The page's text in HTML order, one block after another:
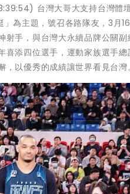
台灣大哥大支持台灣體
為主題，號召各路隊友，3月
射手，與台灣大永續品牌公關
喜添四位選手，運動家族選手
以優秀的成績讓世界看見台灣。